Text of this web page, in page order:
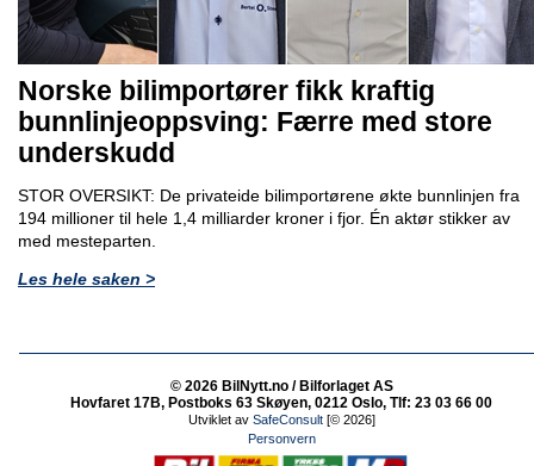
Norske bilimportører fikk kraftig
bunnlinjeoppsving: Færre med store
underskudd
STOR OVERSIKT: De privateide bilimportørene økte bunnlinjen fra
194 millioner til hele 1,4 milliarder kroner i fjor. Én aktør stikker av
med mesteparten.
Les hele saken >
© 2026 BilNytt.no / Bilforlaget AS
Hovfaret 17B, Postboks 63 Skøyen, 0212 Oslo, Tlf: 23 03 66 00
Utviklet av SafeConsult[© 2026]
Personvern